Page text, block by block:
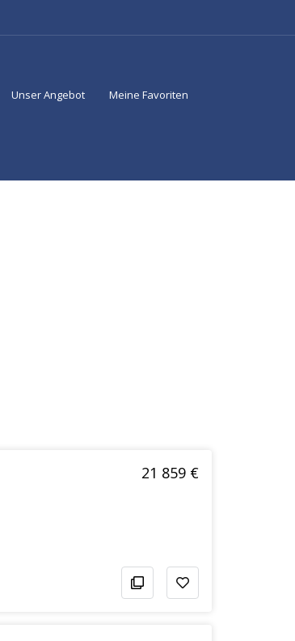
Unser Angebot Meine Favoriten
21 859 €